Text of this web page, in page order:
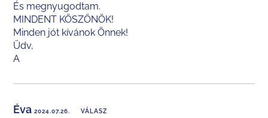
És megnyugodtam.
MINDENT KÖSZÖNÖK!
Minden jót kívánok Önnek!
Üdv,
A
Éva2024.07.26. VÁLASZ